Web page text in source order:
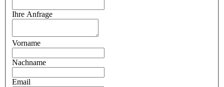
Ihre Anfrage
Vorname
Nachname
Email